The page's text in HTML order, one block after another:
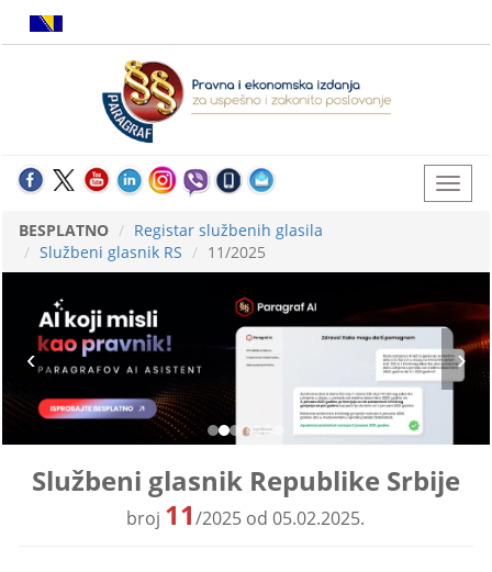
BESPLATNO
Registar službenih glasila
Službeni glasnik RS
11/2025
Službeni glasnik Republike Srbije
broj 11/2025 od 05.02.2025.